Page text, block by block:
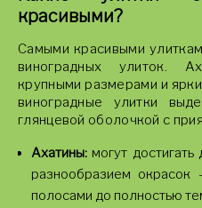
красивыми?
Самыми красивыми
виноградных улиток.
крупными размерами и
виноградные улитки
глянцевой оболочкой с
Ахатины: могут
разнообразием
полосами до полностью